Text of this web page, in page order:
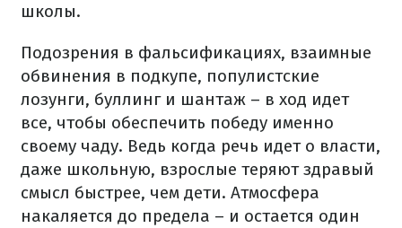
школы.
Подозрения в фальсификациях, взаимные
обвинения в подкупе, популистские
лозунги, буллинг и шантаж – в ход идет
все, чтобы обеспечить победу именно
своему чаду. Ведь когда речь идет о власти,
даже школьную, взрослые теряют здравый
смысл быстрее, чем дети. Атмосфера
накаляется до предела – и остается один